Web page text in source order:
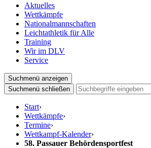
Aktuelles
Wettkämpfe
Nationalmannschaften
Leichtathletik für Alle
Training
Wir im DLV
Service
Suchmenü anzeigen
Suchmenü schließen
Start›
Wettkämpfe›
Termine›
Wettkampf-Kalender›
58. Passauer Behördensportfest